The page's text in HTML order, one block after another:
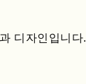
디자인입니다.